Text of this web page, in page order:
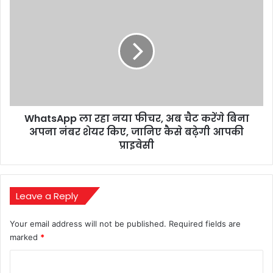
बिना
जानिए
बढ़ेगी
आपकी
प्राइवेसी
WhatsApp ला रहा नया फीचर, अब चैट करेंगे बिना
अपना नंबर शेयर किए, जानिए कैसे बढ़ेगी आपकी
प्राइवेसी
Leave a Reply
Your email address will not be published. Required fields are
marked *